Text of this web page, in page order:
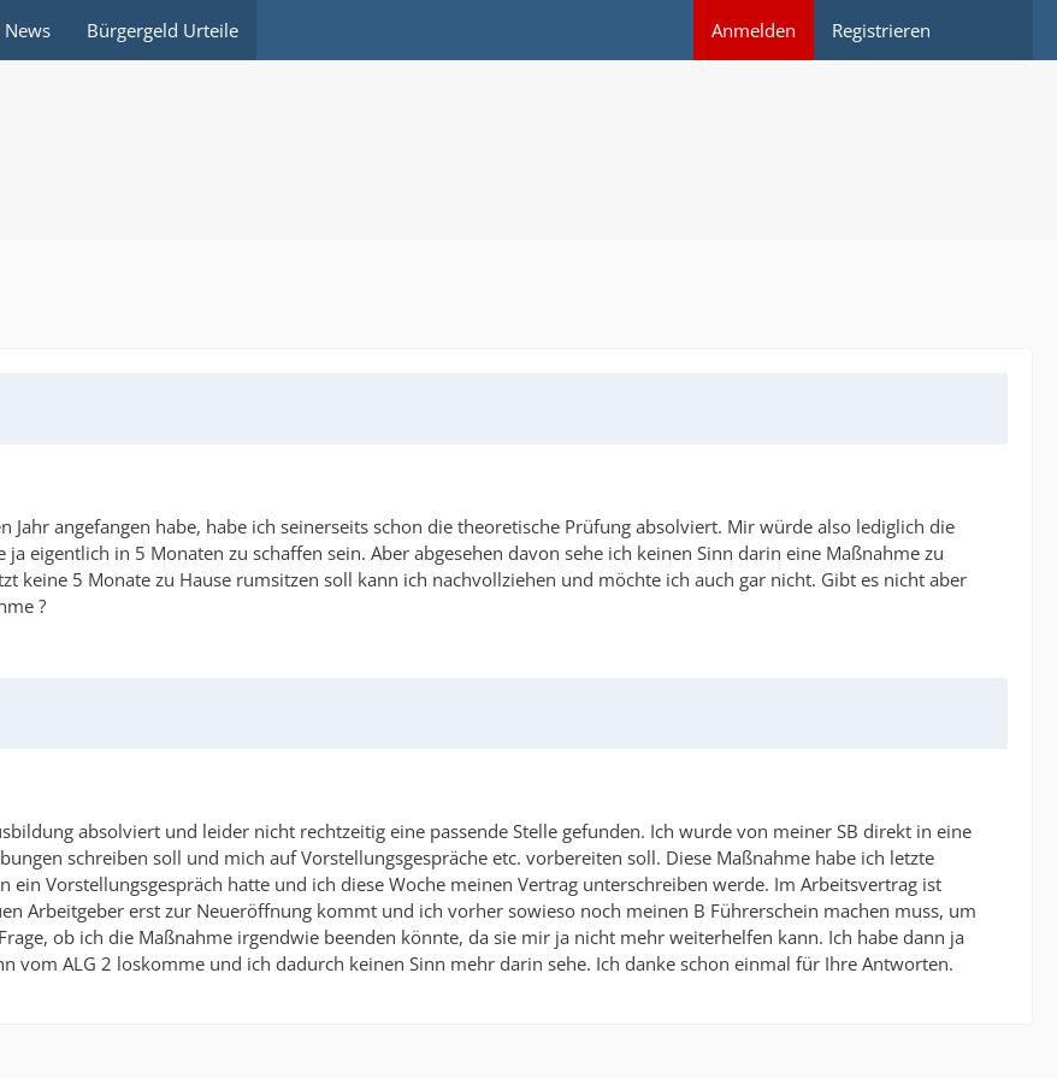
Bürgergeld Urteile Anmelden Registrieren
angefangen habe, habe ich seinerseits schon die theoretische Prüfung absolviert. Mir würde also lediglich die
eigentlich in 5 Monaten zu schaffen sein. Aber abgesehen davon sehe ich keinen Sinn darin eine Maßnahme zu
keine 5 Monate zu Hause rumsitzen soll kann ich nachvollziehen und möchte ich auch gar nicht. Gibt es nicht aber
?
absolviert und leider nicht rechtzeitig eine passende Stelle gefunden. Ich wurde von meiner SB direkt in eine
schreiben soll und mich auf Vorstellungsgespräche etc. vorbereiten soll. Diese Maßnahme habe ich letzte
ein Vorstellungsgespräch hatte und ich diese Woche meinen Vertrag unterschreiben werde. Im Arbeitsvertrag ist
Arbeitgeber erst zur Neueröffnung kommt und ich vorher sowieso noch meinen B Führerschein machen muss, um
ob ich die Maßnahme irgendwie beenden könnte, da sie mir ja nicht mehr weiterhelfen kann. Ich habe dann ja
vom ALG 2 loskomme und ich dadurch keinen Sinn mehr darin sehe. Ich danke schon einmal für Ihre Antworten.